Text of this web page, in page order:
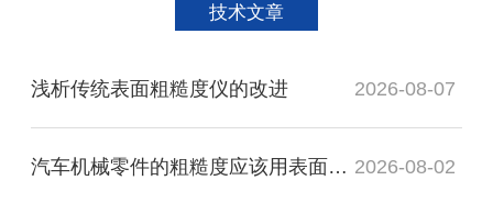
技术文章
浅析传统表面粗糙度仪的改进 2026-08-07
汽车机械零件的粗糙度应该用表面粗糙度仪 2026-08-02